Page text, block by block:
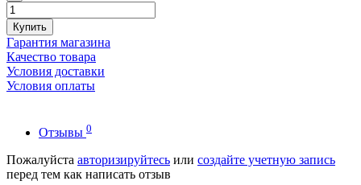
Купить
Гарантия магазина
Качество товара
Условия доставки
Условия оплаты
Отзывы 0
Пожалуйста авторизируйтесь или создайте учетную запись
перед тем как написать отзыв